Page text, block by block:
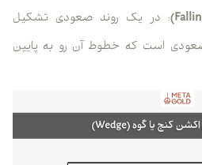
: در یک روند صعودی تشکیل
است که خطوط آن رو به پایین